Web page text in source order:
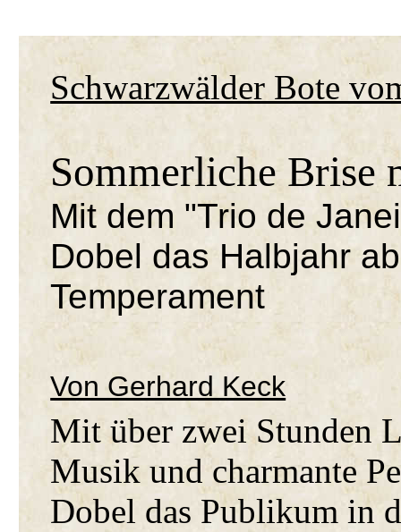
Schwarzwälder Bote
Sommerliche Brise
Mit dem "Trio de
Dobel das Halbjahr
Temperament
Von Gerhard Keck
Mit über zwei Stunden
Musik und charmante
Dobel das Publikum in